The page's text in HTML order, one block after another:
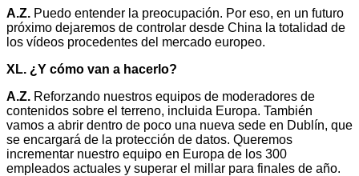
A.Z. Puedo entender la preocupación. Por eso, en un futuro
próximo dejaremos de controlar desde China la totalidad de
los vídeos procedentes del mercado europeo.
XL. ¿Y cómo van a hacerlo?
A.Z. Reforzando nuestros equipos de moderadores de
contenidos sobre el terreno, incluida Europa. También
vamos a abrir dentro de poco una nueva sede en Dublín, que
se encargará de la protección de datos. Queremos
incrementar nuestro equipo en Europa de los 300
empleados actuales y superar el millar para finales de año.